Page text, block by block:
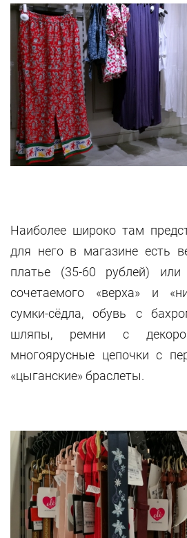
Наиболее широко там
для него в магазине есть
платье (35-60 рублей)
сочетаемого «верха» и
сумки-сёдла, обувь с
шляпы, ремни с
многоярусные цепочки с
«цыганские» браслеты.